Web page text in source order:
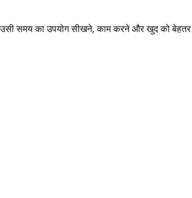
उसी समय का उपयोग सीखने, काम करने और खुद को बेहतर